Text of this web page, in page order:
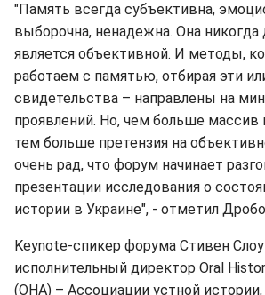
"Память всегда субъективна,
выборочна, ненадежна. Она никогда
является объективной. И методы,
работаем с памятью, отбирая эти
свидетельства – направлены на
проявлений. Но, чем больше массив
тем больше претензия на
очень рад, что форум начинает
презентации исследования о
истории в Украине", - отметил
Keynote-спикер форума Стивен
исполнительный директор Oral
(OHA) – Ассоциации устной